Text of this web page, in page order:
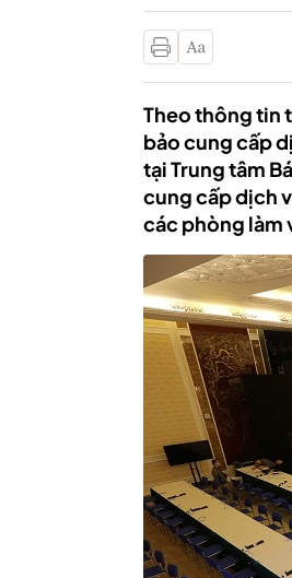
Theo thông tin
bảo cung cấp
tại Trung tâm
cung cấp dịch
các phòng làm